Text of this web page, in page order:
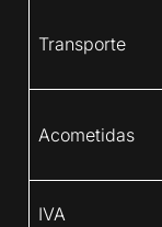
Transporte
Acometidas
IVA